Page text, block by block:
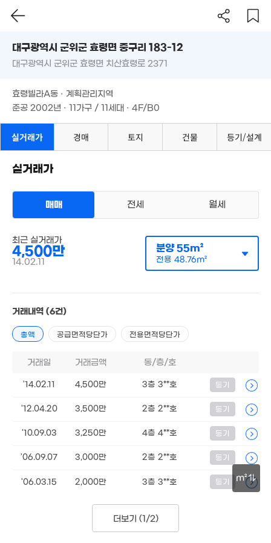
96m²
275만
1.33억
7,000만
3,100만
'15. 02
매매 4500만원
전용49m²
필터 매물 탐색
대구시 군위군 효령면 중구리 183-12
준공 2002년 · 11가구 / 11세대 · 4F/B0
m²
대구광역시 군위군 효령면 중구리 183-12
대구광역시 군위군 효령면 치산효령로 2371
효령빌라A동 · 계획관리지역
준공 2002년 · 11가구 / 11세대 · 4F/B0
실거래가 경매 토지 건물 등기/설계
실거래가
매매 전세 월세
최근 실거래가
4,500만
14.02.11
분양55m²
전용 48.76m²
거래내역 (6건)
총액 공급면적당단가 전용면적당단가
거래일 거래금액 동/층/호
'14.02.11 4,500만 3층 3**호 등기
'12.04.20 3,500만 2층 2**호 등기
'10.09.03 3,250만 4층 4**호 등기
'06.09.07 3,000만 2층 2**호 등기
'06.03.15 2,000만 3층 3**호 등기
더보기 (1/2)